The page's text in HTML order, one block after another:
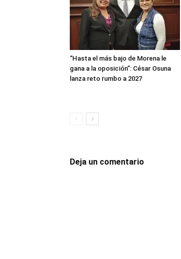
“Hasta el más bajo de Morena le
gana a la oposición”: César Osuna
lanza reto rumbo a 2027
Deja un comentario